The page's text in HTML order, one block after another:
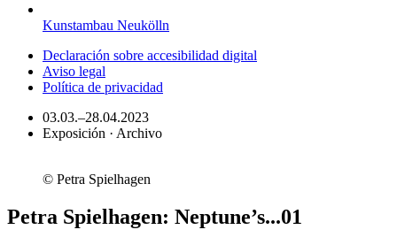
Kunstambau Neukölln
Declaración sobre accesibilidad digital
Aviso legal
Política de privacidad
03.03.–28.04.2023
Exposición · Archivo
© Petra Spielhagen
Petra Spielhagen: Neptune’s...01